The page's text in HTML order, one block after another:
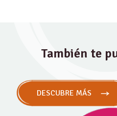
También te
DESCUBRE MÁS